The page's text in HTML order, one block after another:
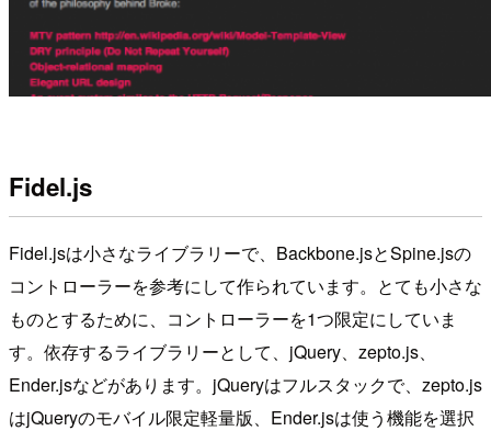
Fidel.js
Fidel.jsは小さなライブラリーで、Backbone.jsとSpine.jsの
コントローラーを参考にして作られています。とても小さな
ものとするために、コントローラーを1つ限定にしていま
す。依存するライブラリーとして、jQuery、zepto.js、
Ender.jsなどがあります。jQueryはフルスタックで、zepto.js
はjQueryのモバイル限定軽量版、Ender.jsは使う機能を選択